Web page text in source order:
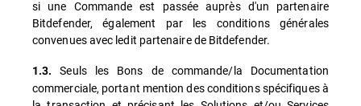
si une Commande est passée auprès d'un partenaire
Bitdefender, également par les conditions générales
convenues avec ledit partenaire de Bitdefender.
1.3.
Seuls les Bons de commande/la Documentation
commerciale, portant mention des conditions spécifiques à